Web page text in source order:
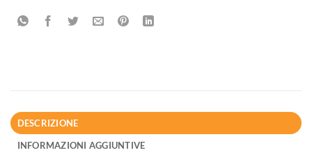
DESCRIZIONE
INFORMAZIONI AGGIUNTIVE